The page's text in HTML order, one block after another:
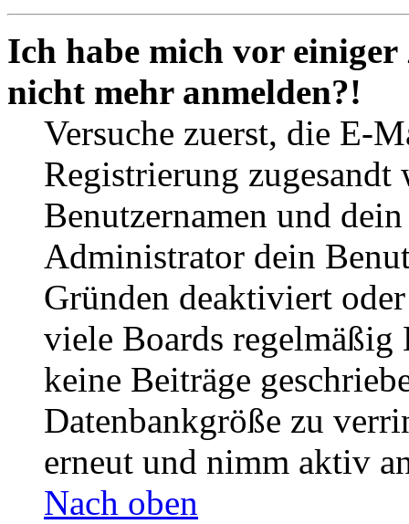
Ich habe mich vor
nicht mehr anmelden?!
Versuche zuerst, die E-
Registrierung
Benutzernamen und
Administrator dein
Gründen deaktiviert
viele Boards
keine Beiträge
Datenbankgröße zu
erneut und nimm aktiv
Nach oben